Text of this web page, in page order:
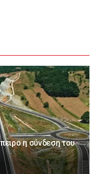
η σύνδεση του